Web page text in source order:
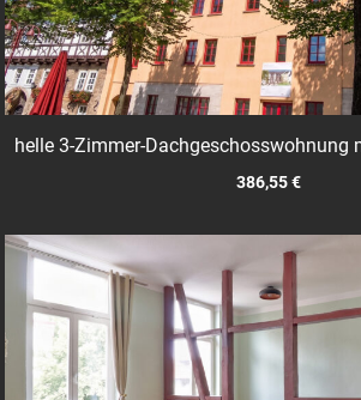
helle 3-Zimmer-Dachgeschosswohnung
386,55 €